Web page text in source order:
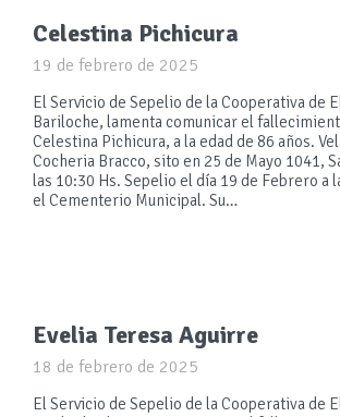
Celestina Pichicura
19 de febrero de 2025
El Servicio de Sepelio de la Cooperativa de
Bariloche, lamenta comunicar el
Celestina Pichicura, a la edad de 86 años.
Cocheria Bracco, sito en 25 de Mayo 1041,
las 10:30 Hs. Sepelio el día 19 de Febrero a
el Cementerio Municipal. Su…
Evelia Teresa Aguirre
18 de febrero de 2025
El Servicio de Sepelio de la Cooperativa de